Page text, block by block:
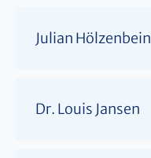
Julian Hölzenbein
Dr. Louis Jansen